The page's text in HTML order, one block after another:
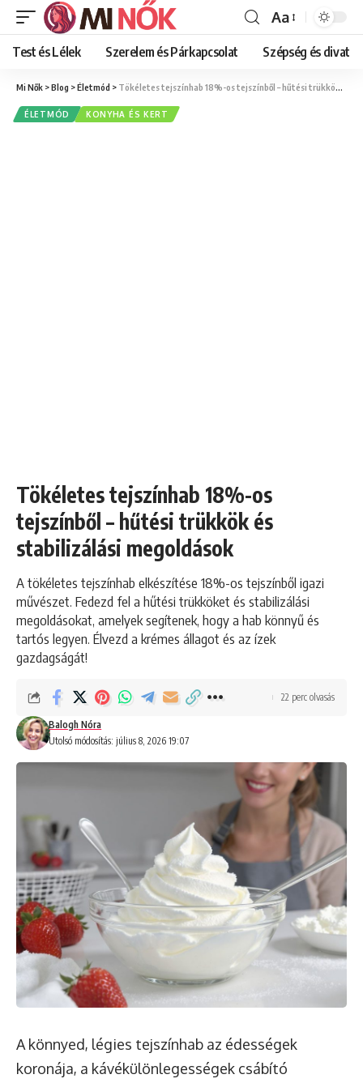
Font
Resizer
Aa
Test és Lélek Szerelem és Párkapcsolat Szépség és divat
Mi Nők >Blog >Életmód > Tökéletes tejszínhab 18%-os tejszínből – hűtési trükkök és stabilizálási megoldások
ÉLETMÓD KONYHA ÉS KERT
Tökéletes tejszínhab 18%-os
tejszínből – hűtési trükkök és
stabilizálási megoldások
A tökéletes tejszínhab elkészítése 18%-os tejszínből igazi
művészet. Fedezd fel a hűtési trükköket és stabilizálási
megoldásokat, amelyek segítenek, hogy a hab könnyű és
tartós legyen. Élvezd a krémes állagot és az ízek
gazdagságát!
Utolsó módosítás: július 8, 2026 19:07
Balogh Nóra
22 perc olvasás
A könnyed, légies tejszínhab az édességek
koronája, a kávékülönlegességek csábító